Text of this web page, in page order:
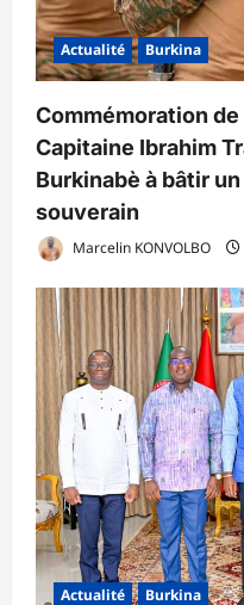
Actualité Burkina
Commémoration
Capitaine Ibrahim
Burkinabè à bâtir
souverain
Marcelin KONVOLBO
Actualité Burkina